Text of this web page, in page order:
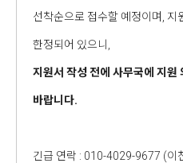
선착순으로 접수할 예정이며, 지
한정되어 있으니,
지원서 작성 전에 사무국에 지원
바랍니다.
긴급 연락 : 010-4029-9677 (이